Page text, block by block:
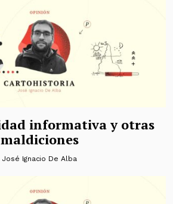
informativa y otras
maldiciones
José Ignacio De Alba